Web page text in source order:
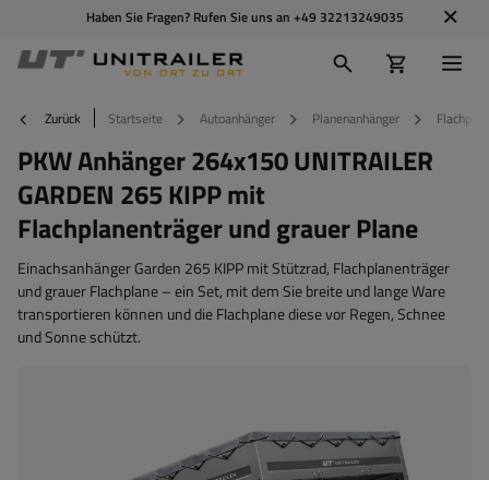
Haben Sie Fragen? Rufen Sie uns an +49 32213249035
Zurück Startseite Autoanhänger Planenanhänger
PKW Anhänger 264x150 UNITRAILER
GARDEN 265 KIPP mit
Flachplanenträger und grauer Plane
Einachsanhänger Garden 265 KIPP mit Stützrad, Flachplanenträger
und grauer Flachplane – ein Set, mit dem Sie breite und lange Ware
transportieren können und die Flachplane diese vor Regen, Schnee
und Sonne schützt.